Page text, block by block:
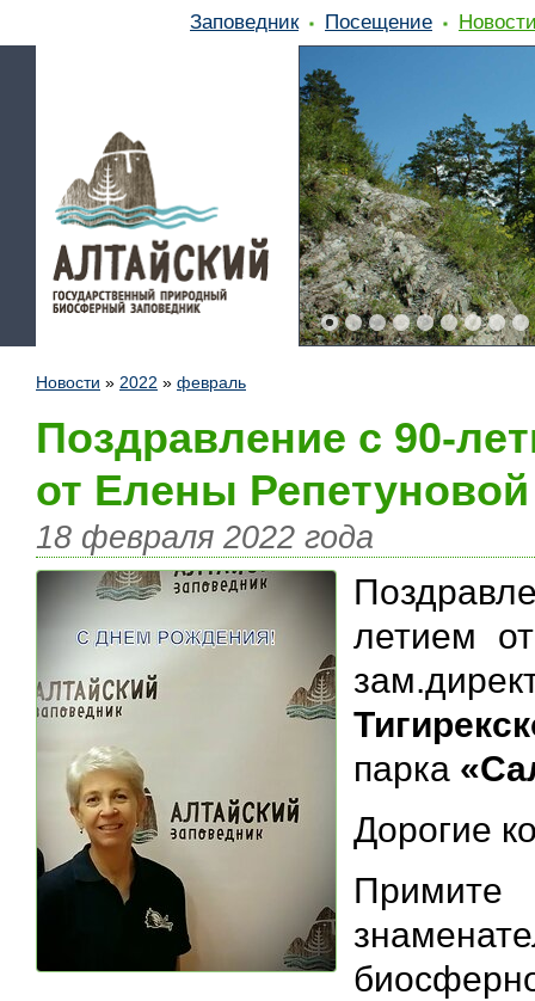
Заповедник Посещение
Новости » 2022 » февраль
Поздравление с 90-
от Елены Репетуновой
18 февраля 2022 года
летием
парка
Дорогие
Примите